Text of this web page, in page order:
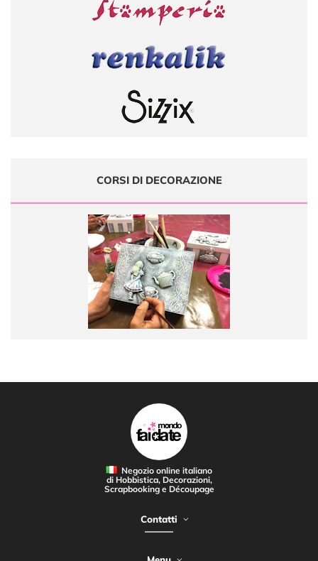
CORSI DI DECORAZIONE
Negozio online italiano
di Hobbistica, Decorazioni,
Scrapbooking e Découpage
Contatti